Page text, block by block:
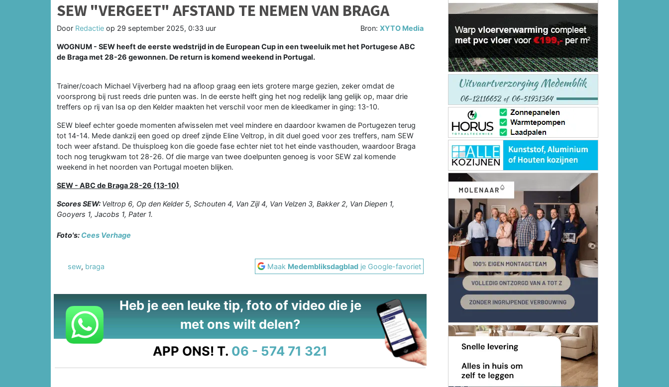
SEW "VERGEET" AFSTAND TE NEMEN VAN BRAGA
Door Redactie op 29 september 2025, 0:33 uur Bron:XYTO Media
WOGNUM - SEW heeft de eerste wedstrijd in de European Cup in een tweeluik met het Portugese ABC
de Braga met 28-26 gewonnen. De return is komend weekend in Portugal.
Trainer/coach Michael Vijverberg had na afloop graag een iets grotere marge gezien, zeker omdat de
voorsprong bij rust reeds drie punten was. In de eerste helft ging het nog redelijk lang gelijk op, maar drie
treffers op rij van Isa op den Kelder maakten het verschil voor men de kleedkamer in ging: 13-10.
SEW bleef echter goede momenten afwisselen met veel mindere en daardoor kwamen de Portugezen terug
tot 14-14. Mede dankzij een goed op dreef zijnde Eline Veltrop, in dit duel goed voor zes treffers, nam SEW
toch weer afstand. De thuisploeg kon die goede fase echter niet tot het einde vasthouden, waardoor Braga
toch nog terugkwam tot 28-26. Of die marge van twee doelpunten genoeg is voor SEW zal komende
weekend in het noorden van Portugal moeten blijken.
SEW - ABC de Braga 28-26 (13-10)
Scores SEW: Veltrop 6, Op den Kelder 5, Schouten 4, Van Zijl 4, Van Velzen 3, Bakker 2, Van Diepen 1,
Gooyers 1, Jacobs 1, Pater 1.
Foto's: Cees Verhage
sew, braga Maak Medembliksdagblad je Google-favoriet
Heb je een leuke tip, foto of video die je
met ons wilt delen?
APP ONS! T. 06 - 574 71 321